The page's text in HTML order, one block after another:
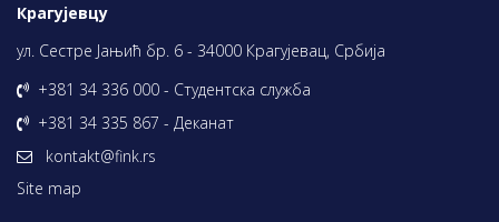
Крагујевцу
ул. Сестре Јањић бр. 6 - 34000 Крагујевац, Србија
+381 34 336 000 - Студентска служба
+381 34 335 867 - Деканат
kontakt@fink.rs
Site map